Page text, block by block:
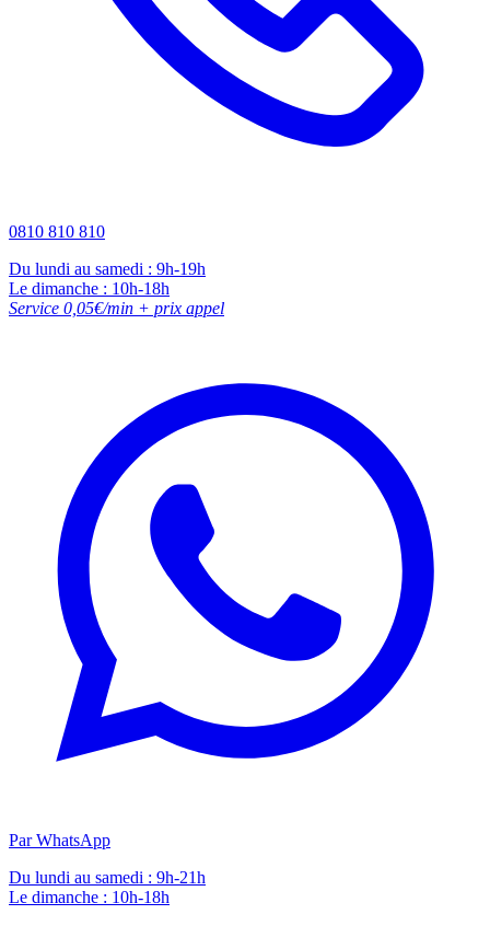
0810 810 810
Du lundi au samedi : 9h-19h
Le dimanche : 10h-18h
Service 0,05€/min + prix appel
Par WhatsApp
Du lundi au samedi : 9h-21h
Le dimanche : 10h-18h